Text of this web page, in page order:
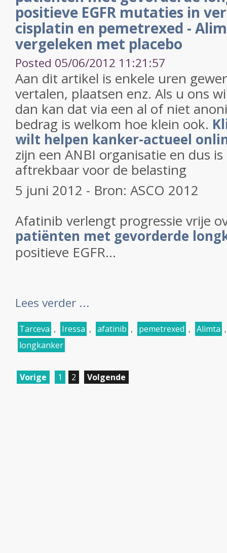
positieve EGFR mutaties in
cisplatin en pemetrexed -
vergeleken met placebo
Posted 05/06/2012 11:21:57
Aan dit artikel is enkele uren
vertalen, plaatsen enz. Als u ons
dan kan dat via een al of niet
bedrag is welkom hoe klein ook.
wilt helpen kanker-actueel
zijn een ANBI organisatie en dus
aftrekbaar voor de belasting
5 juni 2012 - Bron: ASCO 2012
Afatinib verlengt progressie vrije
patiënten met gevorderde
positieve EGFR...
Lees verder ...
Tarceva , Iressa , afatinib , pemetrexed , Alimta
longkanker
Vorige 1 2 Volgende